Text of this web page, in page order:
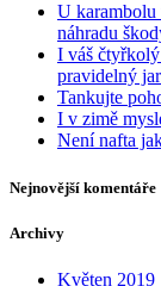
U karambolu
náhradu
I váš
pravidelný
Tankujte
I v zimě
Není nafta
Nejnovější komentáře
Archivy
Květen 2019